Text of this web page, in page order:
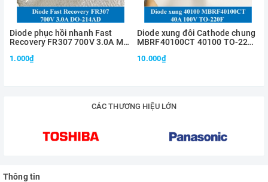
Diode phục hồi nhanh Fast
Recovery FR307 700V 3.0A MIC
1.000₫
Diode xung đôi Cathode chung
MBRF40100CT 40100 TO-220F
10.000₫
CÁC THƯƠNG HIỆU LỚN
Thông tin